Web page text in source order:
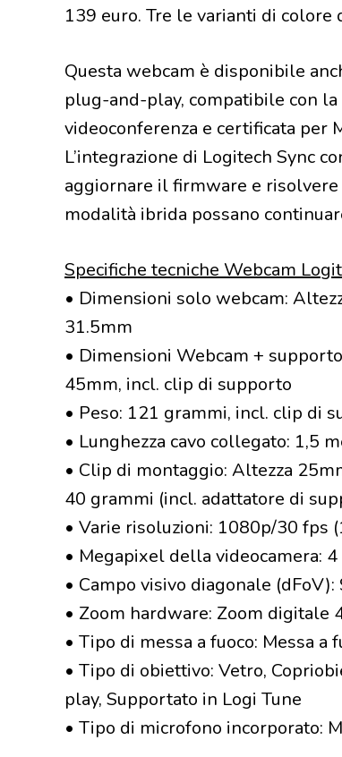
139 euro. Tre le varianti di
Questa webcam è disponibile
plug-and-play, compatibile con
videoconferenza e certificata per
L’integrazione di Logitech Sync
aggiornare il firmware e
modalità ibrida possano
Specifiche tecniche Webcam
• Dimensioni solo webcam:
31.5mm
• Dimensioni Webcam +
45mm, incl. clip di supporto
• Peso: 121 grammi, incl. clip di
• Lunghezza cavo collegato: 1,5
• Clip di montaggio: Altezza
40 grammi (incl. adattatore di
• Varie risoluzioni: 1080p/30
• Megapixel della videocamera: 4
• Campo visivo diagonale (dFoV):
• Zoom hardware: Zoom digitale
• Tipo di messa a fuoco: Messa a
• Tipo di obiettivo: Vetro,
play, Supportato in Logi Tune
• Tipo di microfono incorporato: